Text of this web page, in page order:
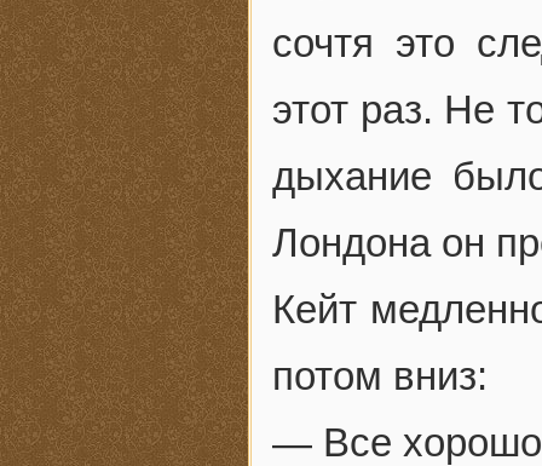
сочтя это
этот раз. Не
дыхание
Лондона он
Кейт
потом вниз:
— Все